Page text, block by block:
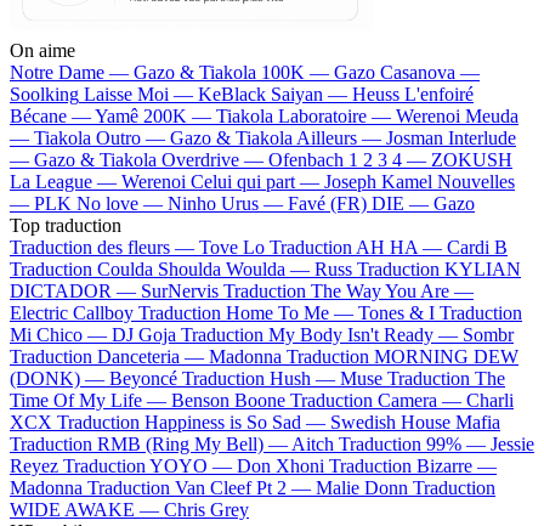
On aime
Notre Dame — Gazo & Tiakola 100K — Gazo Casanova —
Soolking Laisse Moi — KeBlack Saiyan — Heuss L'enfoiré
Bécane —Yamê 200K — Tiakola Laboratoire — Werenoi Meuda
— Tiakola Outro — Gazo & Tiakola Ailleurs — Josman Interlude
— Gazo & Tiakola Overdrive — Ofenbach 1 2 3 4 — ZOKUSH
La League — Werenoi Celui qui part — Joseph Kamel Nouvelles
— PLK No love — Ninho Urus — Favé (FR) DIE — Gazo
Top traduction
Traduction des fleurs — Tove Lo Traduction AH HA — Cardi B
Traduction Coulda Shoulda Woulda — Russ Traduction KYLIAN
DICTADOR — SurNervis Traduction The Way You Are —
Electric Callboy Traduction Home To Me — Tones & I Traduction
Mi Chico — DJ Goja Traduction My Body Isn't Ready — Sombr
Traduction Danceteria — Madonna Traduction MORNING DEW
(DONK) — Beyoncé Traduction Hush — Muse Traduction The
Time Of My Life — Benson Boone Traduction Camera — Charli
XCX Traduction Happiness is So Sad — Swedish House Mafia
Traduction RMB (Ring My Bell) — Aitch Traduction 99% — Jessie
Reyez Traduction YOYO — Don Xhoni Traduction Bizarre —
Madonna Traduction Van Cleef Pt 2 — Malie Donn Traduction
WIDE AWAKE — Chris Grey